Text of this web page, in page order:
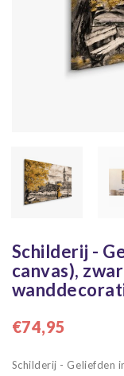
Schilderij -
canvas),
€74,95
Schilderij - Geliefden